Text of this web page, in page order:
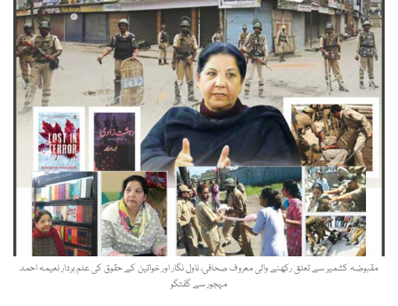
مقبوضہ کشمیر سے تعلق رکھنے والی معروف صحافی، ناول نگار اور خواتین کے حقوق کی علم بردار نعیمہ احمد
مہجور سے گفتگو